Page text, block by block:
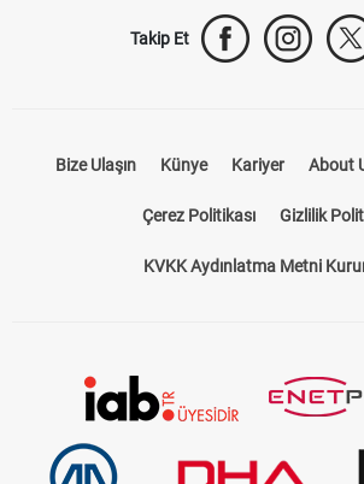
Takip Et
Bize Ulaşın Künye Kariyer About
Çerez Politikası Gizlilik
KVKK Aydınlatma Metni